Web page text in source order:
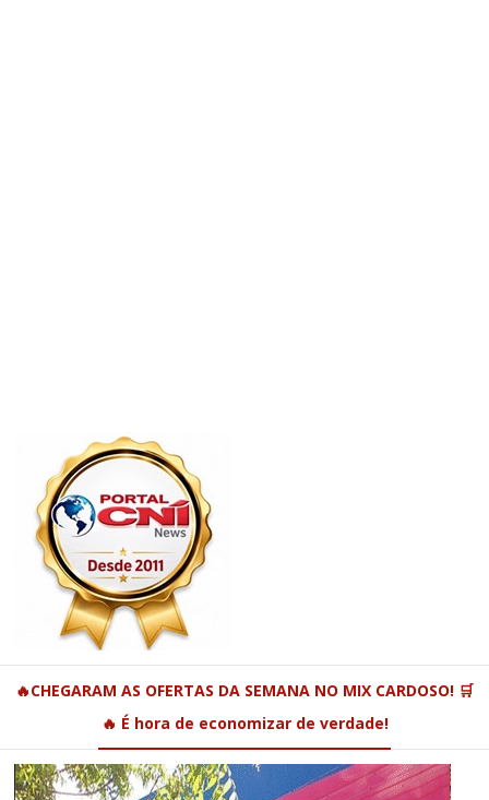
🔥CHEGARAM AS OFERTAS DA SEMANA NO MIX CARDOSO! 🛒
🔥 É hora de economizar de verdade!